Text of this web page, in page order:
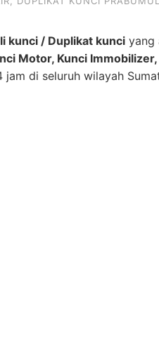
kunci / Duplikat kunci yang
Motor, Kunci
di seluruh wilayah